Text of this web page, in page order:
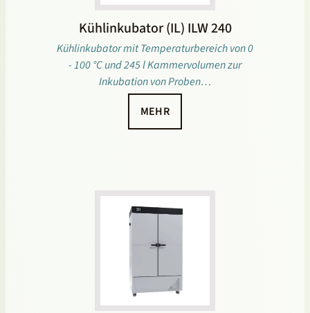
Kühlinkubator (IL) ILW 240
Kühlinkubator mit Temperaturbereich von 0
- 100 °C und 245 l Kammervolumen zur
Inkubation von Proben…
MEHR